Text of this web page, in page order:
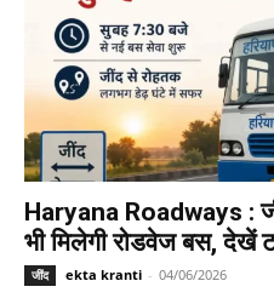
Haryana Roadways :
भी मिलेगी रोडवेज बस, देखें
जींद ekta kranti - 04/06/2026